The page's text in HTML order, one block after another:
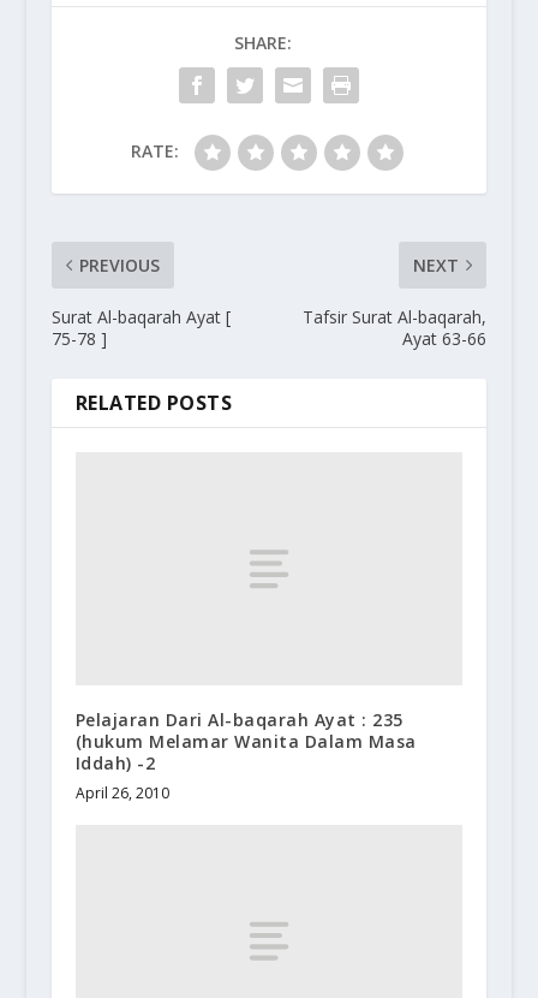
SHARE:
RATE:
PREVIOUS
Surat Al-baqarah Ayat [
75-78 ]
NEXT
Tafsir Surat Al-baqarah,
Ayat 63-66
RELATED POSTS
Pelajaran Dari Al-baqarah Ayat : 235
(hukum Melamar Wanita Dalam Masa
Iddah) -2
April 26, 2010